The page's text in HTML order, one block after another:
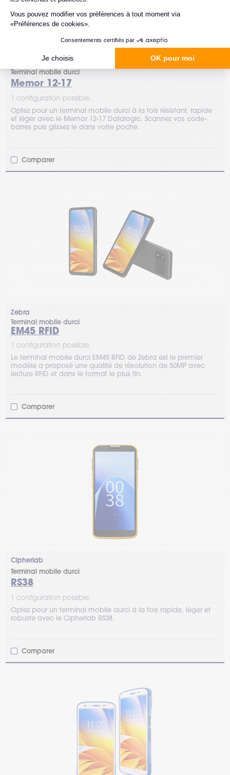
Datalogic
Terminal mobile durci
Memor 12-17
1 configuration possible.
Optez pour un terminal mobile durci à la fois résistant, rapide
et léger avec le Memor 12-17 Datalogic. Scannez vos code-
barres puis glissez le dans votre poche.
Comparer
Zebra
Terminal mobile durci
EM45 RFID
1 configuration possible.
Le terminal mobile durci EM45 RFID de Zebra est le premier
modèle a proposé une qualité de résolution de 50MP avec
lecture RFID et dans le format le plus fin.
Comparer
Cipherlab
Terminal mobile durci
RS38
1 configuration possible.
Optez pour un terminal mobile durci à la fois rapide, léger et
robuste avec le Cipherlab RS38.
Comparer